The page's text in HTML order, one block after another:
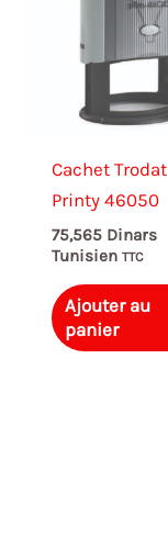
Cachet Trodat
Printy 46050
75,565 Dinars
Tunisien TTC
Ajouter au
panier